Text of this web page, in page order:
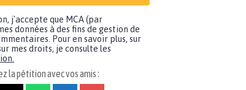
j'accepte que MCA (par
données à des fins de gestion de
Pour en savoir plus, sur
mes droits, je consulte les
la pétition avec vos amis :